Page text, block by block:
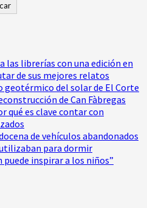
las librerías con una edición en
de sus mejores relatos
geotérmico del solar de El Corte
de Can Fàbregas
qué es clave contar con
de vehículos abandonados
para dormir
inspirar a los niños”